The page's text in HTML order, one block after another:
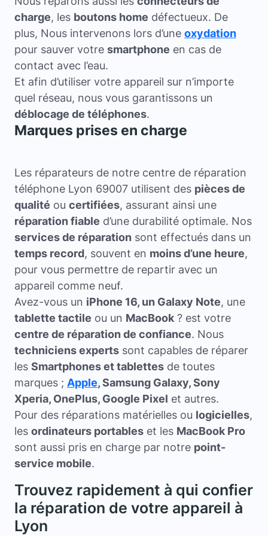
charge, les boutons home défectueux. De
plus, Nous intervenons lors d’une oxydation
pour sauver votre smartphone en cas de
contact avec l’eau.
Et afin d’utiliser votre appareil sur n’importe
quel réseau, nous vous garantissons un
déblocage de téléphones.
Marques prises en charge
Les réparateurs de notre centre de réparation
téléphone Lyon 69007 utilisent des pièces de
qualité ou certifiées, assurant ainsi une
réparation fiable d’une durabilité optimale. Nos
services de réparation sont effectués dans un
temps record, souvent en moins d’une heure,
pour vous permettre de repartir avec un
appareil comme neuf.
Avez-vous un iPhone 16, un Galaxy Note, une
tablette tactile ou un MacBook ? est votre
centre de réparation de confiance. Nous
techniciens experts sont capables de réparer
les Smartphones et tablettes de toutes
marques ; Apple, Samsung Galaxy, Sony
Xperia, OnePlus, Google Pixel et autres.
Pour des réparations matérielles ou logicielles,
les ordinateurs portables et les MacBook Pro
sont aussi pris en charge par notre point-
service mobile.
Trouvez rapidement à qui confier
la réparation de votre appareil à
Lyon